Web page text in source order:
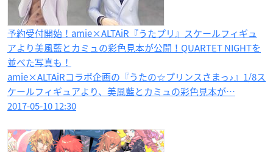
予約受付開始！amie×ALTAiR『うたプリ』スケールフィギュ
アより美風藍とカミュの彩色見本が公開！QUARTET NIGHT​を
並べた写真も！
amie×ALTAiRコラボ企画の『うたの☆プリンスさまっ♪』1/8ス
ケールフィギュアより、美風藍とカミュの彩色見本が…
2017-05-10 12:30